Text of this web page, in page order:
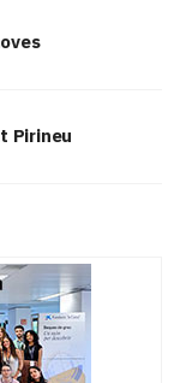
Pirineu